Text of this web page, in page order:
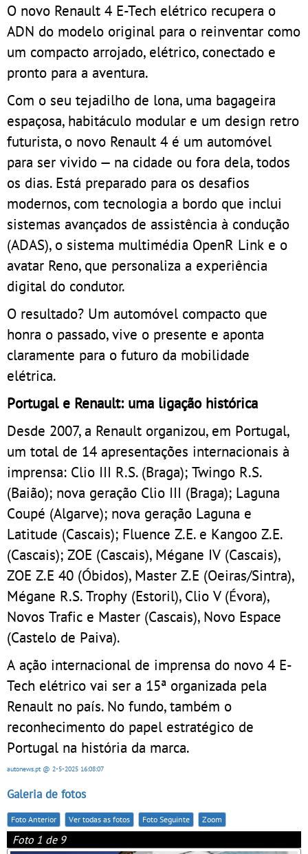
O novo Renault 4 E-Tech elétrico recupera o
ADN do modelo original para o reinventar como
um compacto arrojado, elétrico, conectado e
pronto para a aventura.
Com o seu tejadilho de lona, uma bagageira
espaçosa, habitáculo modular e um design retro
futurista, o novo Renault 4 é um automóvel
para ser vivido — na cidade ou fora dela, todos
os dias. Está preparado para os desafios
modernos, com tecnologia a bordo que inclui
sistemas avançados de assistência à condução
(ADAS), o sistema multimédia OpenR Link e o
avatar Reno, que personaliza a experiência
digital do condutor.
O resultado? Um automóvel compacto que
honra o passado, vive o presente e aponta
claramente para o futuro da mobilidade
elétrica.
Portugal e Renault: uma ligação histórica
Desde 2007, a Renault organizou, em Portugal,
um total de 14 apresentações internacionais à
imprensa: Clio III R.S. (Braga); Twingo R.S.
(Baião); nova geração Clio III (Braga); Laguna
Coupé (Algarve); nova geração Laguna e
Latitude (Cascais); Fluence Z.E. e Kangoo Z.E.
(Cascais); ZOE (Cascais), Mégane IV (Cascais),
ZOE Z.E 40 (Óbidos), Master Z.E (Oeiras/Sintra),
Mégane R.S. Trophy (Estoril), Clio V (Évora),
Novos Trafic e Master (Cascais), Novo Espace
(Castelo de Paiva).
A ação internacional de imprensa do novo 4 E-
Tech elétrico vai ser a 15ª organizada pela
Renault no país. No fundo, também o
reconhecimento do papel estratégico de
Portugal na história da marca.
autonews.pt @ 2-5-2025 16:08:07
Galeria de fotos
Foto Anterior Ver todas as fotos Foto Seguinte Zoom
Foto 1 de 9